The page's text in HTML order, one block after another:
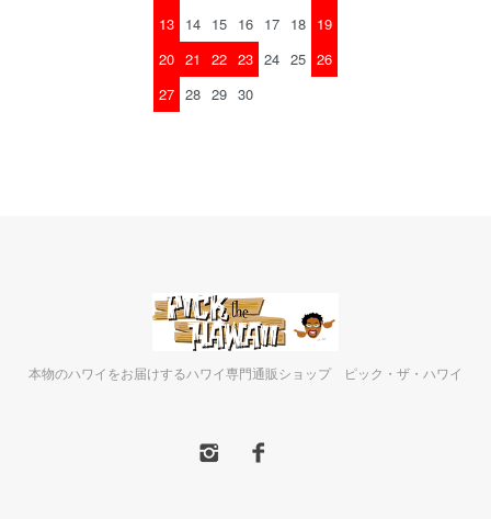
13 14 15 16 17 18 19
20 21 22 23 24 25 26
27 28 29 30
本物のハワイをお届けするハワイ専門通販ショップ ピック・ザ・ハワイ